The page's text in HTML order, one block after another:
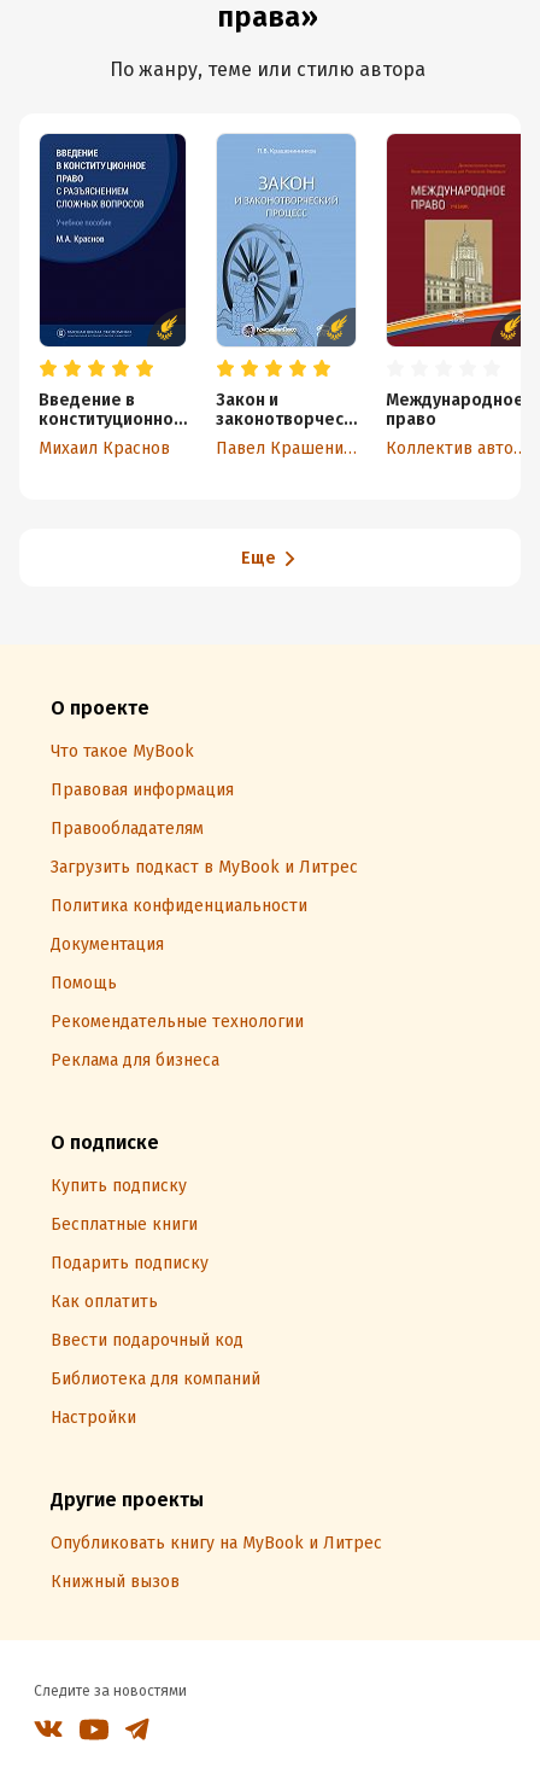
права»
По жанру, теме или стилю автора
Введение в
конституционное
право с
разъяснением
Михаил Краснов
Закон и
законотворческ
ий процесс
Павел Крашенинников
Международное
право
Коллектив авторов
Еще
О проекте
Что такое MyBook
Правовая информация
Правообладателям
Загрузить подкаст в MyBook и Литрес
Политика конфиденциальности
Документация
Помощь
Рекомендательные технологии
Реклама для бизнеса
О подписке
Купить подписку
Бесплатные книги
Подарить подписку
Как оплатить
Ввести подарочный код
Библиотека для компаний
Настройки
Другие проекты
Опубликовать книгу на MyBook и Литрес
Книжный вызов
Следите за новостями